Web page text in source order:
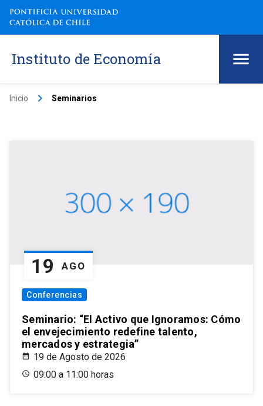
Instituto de Economía
Inicio keyboard_arrow_right Seminarios
19 AGO
Conferencias
Seminario: “El Activo que Ignoramos: Cómo
el envejecimiento redefine talento,
mercados y estrategia”
19 de Agosto de 2026
09:00 a 11:00 horas